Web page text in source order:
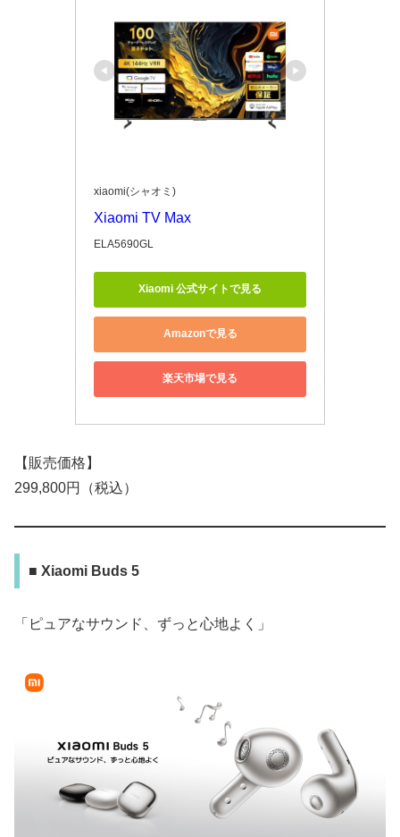
xiaomi(シャオミ)
Xiaomi TV Max
ELA5690GL
Xiaomi 公式サイトで見る
Amazonで見る
楽天市場で見る
【販売価格】
299,800円（税込）
■ Xiaomi Buds 5
「ピュアなサウンド、ずっと心地よく」